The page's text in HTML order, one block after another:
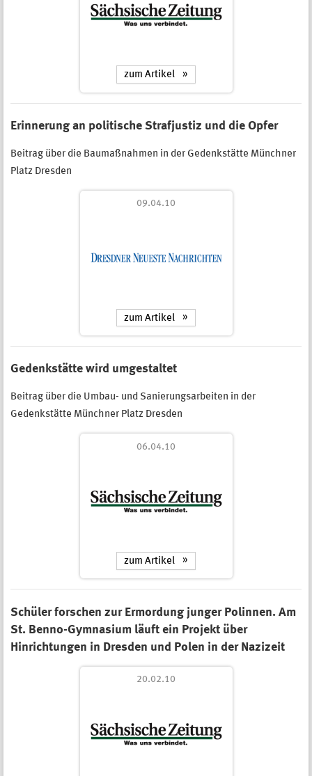
zum Artikel
Erinnerung an politische Strafjustiz und die Opfer
Beitrag über die Baumaßnahmen in der Gedenkstätte Münchner
Platz Dresden
09.04.10
zum Artikel
Gedenkstätte wird umgestaltet
Beitrag über die Umbau- und Sanierungsarbeiten in der
Gedenkstätte Münchner Platz Dresden
06.04.10
zum Artikel
Schüler forschen zur Ermordung junger Polinnen. Am
St. Benno-Gymnasium läuft ein Projekt über
Hinrichtungen in Dresden und Polen in der Nazizeit
20.02.10